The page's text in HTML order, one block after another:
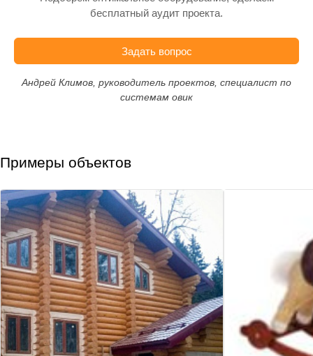
бесплатный аудит проекта.
Задать вопрос
Андрей Климов, руководитель проектов, специалист по
системам овик
Примеры объектов